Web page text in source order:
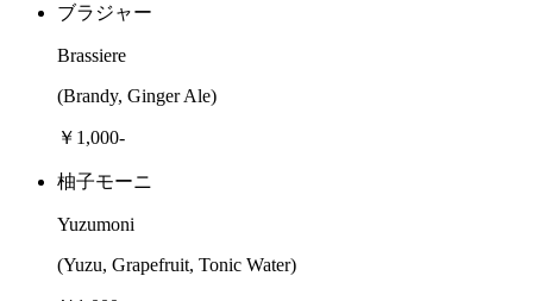
ブラジャー
Brassiere
(Brandy, Ginger Ale)
￥1,000-
柚子モーニ
Yuzumoni
(Yuzu, Grapefruit, Tonic Water)